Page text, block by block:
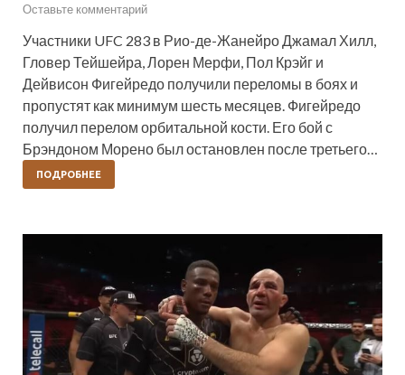
Оставьте комментарий
Участники UFC 283 в Рио-де-Жанейро Джамал Хилл,
Гловер Тейшейра, Лорен Мерфи, Пол Крэйг и
Дейвисон Фигейредо получили переломы в боях и
пропустят как минимум шесть месяцев. Фигейредо
получил перелом орбитальной кости. Его бой с
Брэндоном Морено был остановлен после третьего…
ПОДРОБНЕЕ